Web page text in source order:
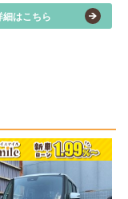
細はこちら